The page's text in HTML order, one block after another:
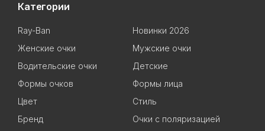
Категории
Ray-Ban
Новинки 2026
Женские очки
Мужские очки
Водительские очки
Детские
Формы очков
Формы лица
Цвет
Стиль
Бренд
Очки с поляризацией